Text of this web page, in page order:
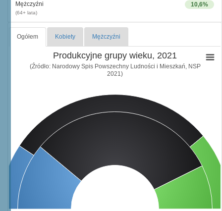
10,6%
Mężczyźni
(64+ lata)
Ogółem Kobiety Mężczyźni
Produkcyjne grupy wieku, 2021
(Źródło: Narodowy Spis Powszechny Ludności i Mieszkań, NSP
2021)